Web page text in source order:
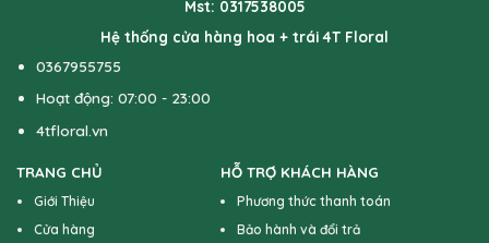
Mst: 0317538005
Hệ thống cửa hàng hoa + trái 4T Floral
0367955755
Hoạt động: 07:00 - 23:00
4tfloral.vn
TRANG CHỦ
Giới Thiệu
Cửa hàng
HỖ TRỢ KHÁCH HÀNG
Phương thức thanh toán
Bảo hành và đổi trả